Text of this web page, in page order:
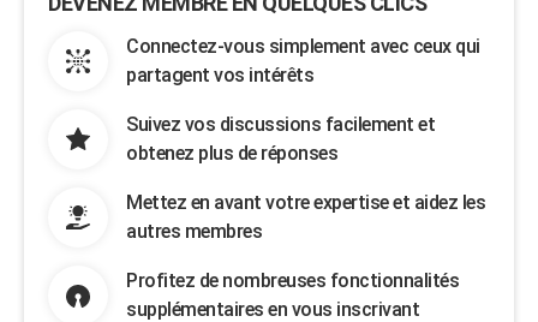
Connectez-vous simplement avec ceux qui
partagent vos intérêts
Suivez vos discussions facilement et
obtenez plus de réponses
Mettez en avant votre expertise et aidez les
autres membres
Profitez de nombreuses fonctionnalités
supplémentaires en vous inscrivant